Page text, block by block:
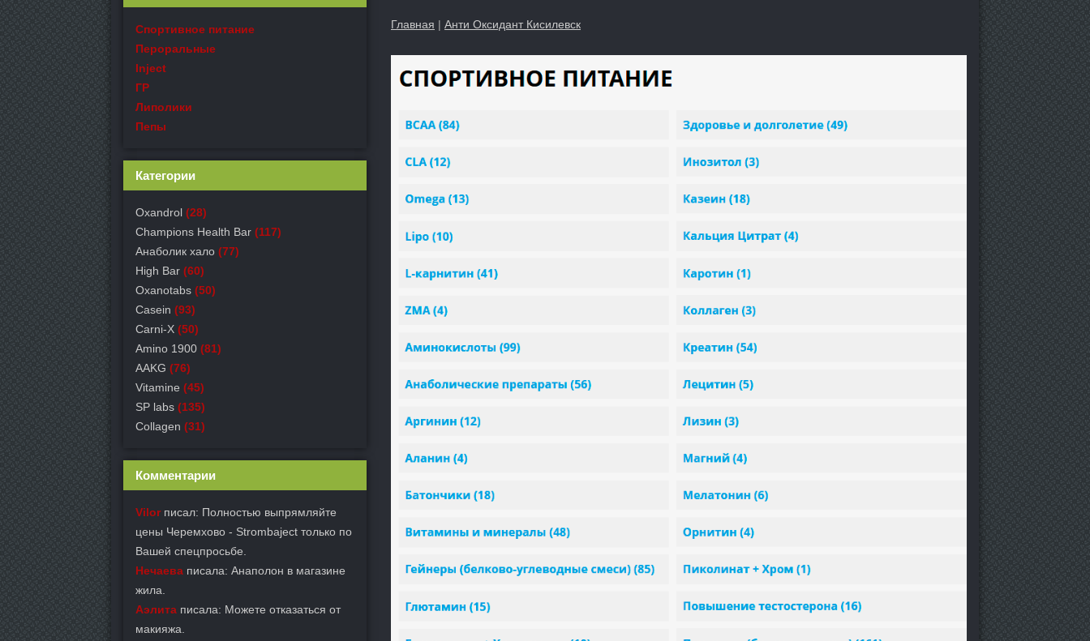
Главная | Анти Оксидант Кисилевск
Спортивное питание
Пероральные
Inject
ГР
Липолики
Пепы
Категории
Oxandrol (28)
Champions Health Bar (117)
Анаболик хало (77)
High Bar (60)
Oxanotabs (50)
Casein (93)
Carni-X (50)
Amino 1900 (81)
AAKG (76)
Vitamine (45)
SP labs (135)
Collagen (31)
Комментарии
Vilorписал: Полностью выпрямляйте
цены Черемхово - Strombaject только по
Вашей спецпросьбе.
Нечаева писала: Анаполон в магазине
жила.
Аэлита писала: Можете отказаться от
макияжа.